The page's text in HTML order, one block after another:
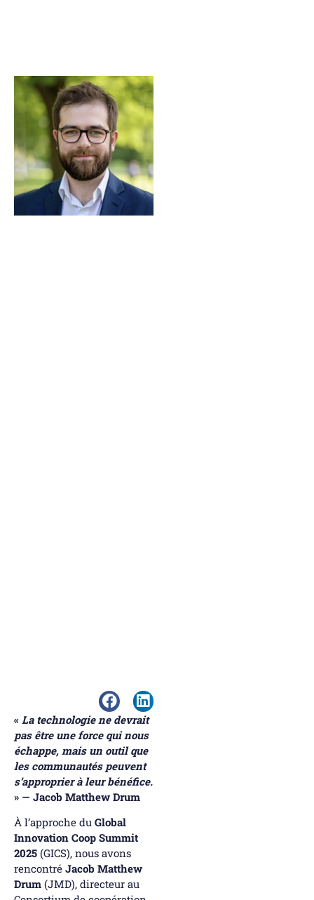
« La technologie ne devrait
pas être une force qui nous
échappe, mais un outil que
les communautés peuvent
s’approprier à leur bénéfice.
» — Jacob Matthew Drum
À l’approche du Global
Innovation Coop Summit
2025 (GICS), nous avons
rencontré Jacob Matthew
Drum (JMD), directeur au